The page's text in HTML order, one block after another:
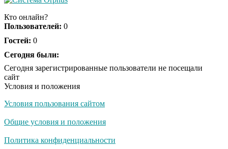
Кто онлайн?
Пользователей: 0
Гостей: 0
Сегодня были:
Сегодня зарегистрированные пользователи не посещали
сайт
Условия и положения
Условия пользования сайтом
Общие условия и положения
Политика конфиденциальности